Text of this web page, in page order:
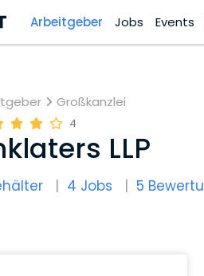
Arbeitgeber Jobs Events
Großkanzlei
4
LLP
4 Jobs 5